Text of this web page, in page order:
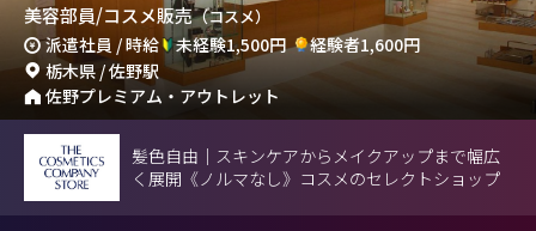
美容部員/コスメ販売（コスメ）
派遣社員 / 時給 未経験1,500円
経験者1,600円
栃木県 / 佐野駅
佐野プレミアム・アウトレット
髪色自由｜スキンケアからメイクアップまで幅広
く展開《ノルマなし》コスメのセレクトショップ